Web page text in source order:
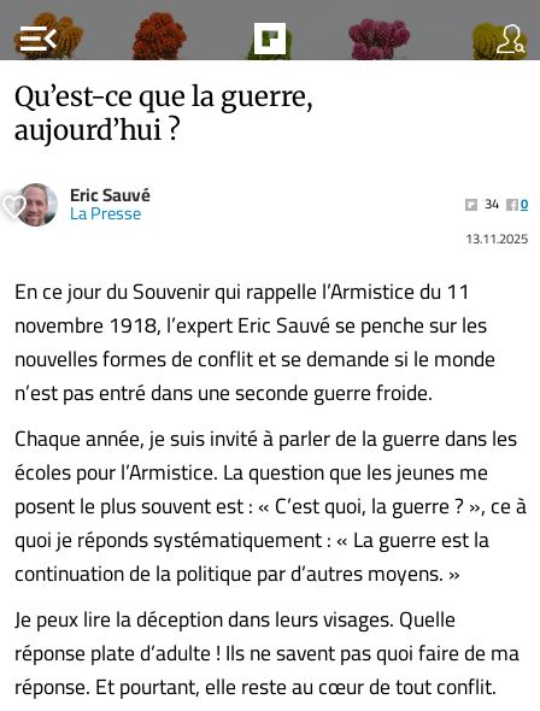
menu_open
Qu’est-ce que la guerre,
aujourd’hui ?
Eric Sauvé
La Presse 34
0
13.11.2025
En ce jour du Souvenir qui rappelle l’Armistice du 11
novembre 1918, l’expert Eric Sauvé se penche sur les
nouvelles formes de conflit et se demande si le monde
n’est pas entré dans une seconde guerre froide.
Chaque année, je suis invité à parler de la guerre dans les
écoles pour l’Armistice. La question que les jeunes me
posent le plus souvent est : « C’est quoi, la guerre ? », ce à
quoi je réponds systématiquement : « La guerre est la
continuation de la politique par d’autres moyens. »
Je peux lire la déception dans leurs visages. Quelle
réponse plate d’adulte ! Ils ne savent pas quoi faire de ma
réponse. Et pourtant, elle reste au cœur de tout conflit.